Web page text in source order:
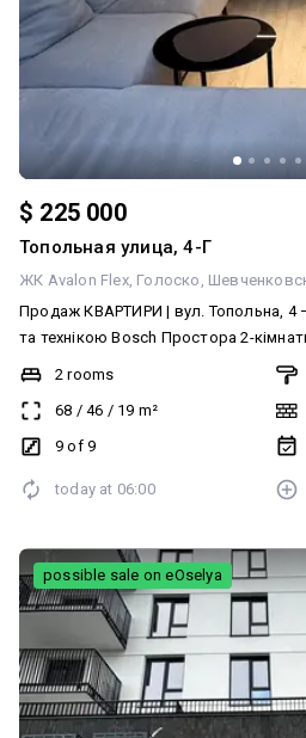
$ 225 000
Топольная улица, 4-Г
ЖК Avalon Flex Голоско
Продаж КВАРТИРИ | вул. Топольна, 4
та технікою Bosch Простора 2-кімнатна квартира + кухня студіо
з продуманим плануванням і якісним
посудомийна машина – газова плита
мікрохвильова піч – пральна
техніка — Bosch) – телевізор 55” або
окрім гардеробу) – індивідуальне
зону готування 📞 Телефонуйте — гарна ціна та якісний ремонт! 68
квадратів 9й поверх
2 rooms
68 / 46 / 19 m²
9 of 9
today at 06:00
possible sale on eOselya